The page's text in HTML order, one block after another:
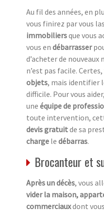
Au fil des années, en
vous finirez par vous
immobiliersque vous
vous en débarrasser
d’acheter de nouveaux
n’est pas facile.
objets, mais identifier
difficile. Pour vous
une équipe de
toute intervention,
devis gratuitde sa
charge le débarras.
Brocanteur et
Après un décès, vous
vider la maison,
commerciauxdont